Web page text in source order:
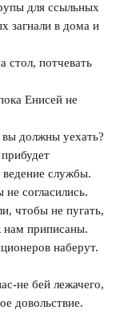
для ссыльных
загнали в дома и
потчевать
Енисей не
должны уехать?
службы.
согласились.
чтобы не пугать,
нам приписаны.
наберут.
не бей лежачего,
довольствие.